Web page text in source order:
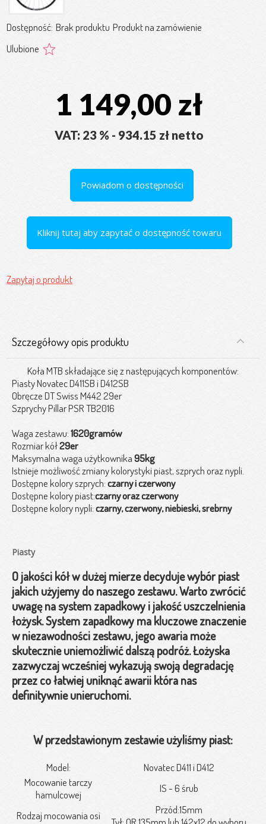
Dostępność: Brak produktu Produkt na zamówienie
Ulubione
1 149,00 zł
VAT: 23 % - 934.15 zł netto
Powiadom o dostępności
Kliknij tutaj aby zapytać o dostępność towaru
Zapytaj o produkt
Szczegółowy opis produktu
Koła MTB składające się z następujących komponentów:
Piasty Novatec D411SB i D412SB
Obręcze DT Swiss M442 29er
Szprychy Pillar PSR TB2016
Waga zestawu:1620gramów
Rozmiar kół29er
Maksymalna waga użytkownika95kg
Istnieje możliwość zmiany kolorystyki piast, szprych oraz nypli.
Dostępne kolory szprych:czarny i czerwony
Dostępne kolory piast:czarny oraz czerwony
Dostępne kolory nypli:czarny, czerwony, niebieski, srebrny
Piasty
O jakości kół w dużej mierze decyduje wybór piast
jakich użyjemy do naszego zestawu. Warto zwrócić
uwagę na system zapadkowy i jakość uszczelnienia
łożysk. System zapadkowy ma kluczowe znaczenie
w niezawodności zestawu, jego awaria może
skutecznie uniemożliwić dalszą podróż. Łożyska
zazwyczaj wcześniej wykazują swoją degradację
przez co łatwiej uniknąć awarii która nas
definitywnie unieruchomi.
W przedstawionym zestawie użyliśmy piast:
Model:
Novatec D411 i D412
Mocowanie tarczy
hamulcowej
IS - 6 śrub
Rodzaj mocowania osi
Przód:15mm